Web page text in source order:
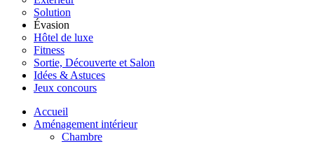
Solution
Évasion
Hôtel de luxe
Fitness
Sortie, Découverte et Salon
Idées & Astuces
Jeux concours
Accueil
Aménagement intérieur
Chambre